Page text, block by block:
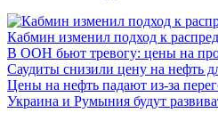
Кабмин изменил подход к
В ООН бьют тревогу: цены на
Саудиты снизили цену на нефть
Цены на нефть падают из-за
Украина и Румыния будут